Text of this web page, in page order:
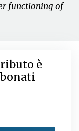
functioning of
è